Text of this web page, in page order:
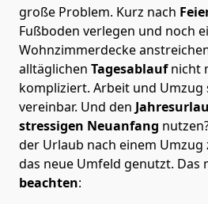
große Problem. Kurz nach
Fußboden verlegen und noch
Wohnzimmerdecke
alltäglichen Tagesablaufnicht
kompliziert. Arbeit und Umzug
vereinbar. Und den
stressigen Neuanfang
der Urlaub nach einem
das neue Umfeld genutzt. Das
beachten: